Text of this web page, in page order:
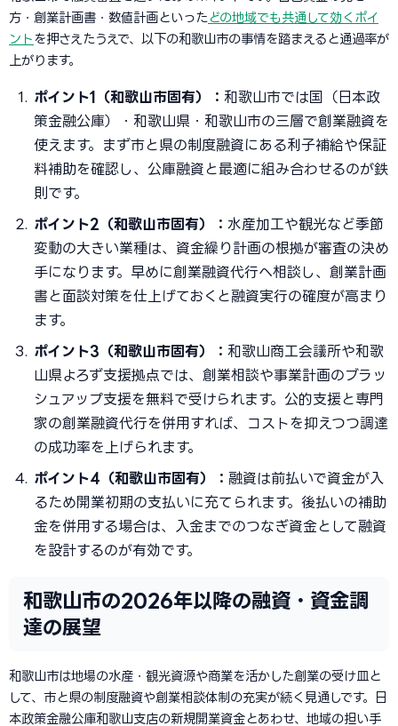
方・創業計画書・数値計画といった どの地域でも共通して効くポイ
ント を押さえたうえで、以下の和歌山市の事情を踏まえると通過率が
上がります。
ポイント1（和歌山市固有）： 和歌山市では国（日本政
策金融公庫）・和歌山県・和歌山市の三層で創業融資を
使えます。まず市と県の制度融資にある利子補給や保証
料補助を確認し、公庫融資と最適に組み合わせるのが鉄
則です。
ポイント2（和歌山市固有）： 水産加工や観光など季節
変動の大きい業種は、資金繰り計画の根拠が審査の決め
手になります。早めに創業融資代行へ相談し、創業計画
書と面談対策を仕上げておくと融資実行の確度が高まり
ます。
ポイント3（和歌山市固有）： 和歌山商工会議所や和歌
山県よろず支援拠点では、創業相談や事業計画のブラッ
シュアップ支援を無料で受けられます。公的支援と専門
家の創業融資代行を併用すれば、コストを抑えつつ調達
の成功率を上げられます。
ポイント4（和歌山市固有）： 融資は前払いで資金が入
るため開業初期の支払いに充てられます。後払いの補助
金を併用する場合は、入金までのつなぎ資金として融資
を設計するのが有効です。
和歌山市の2026年以降の融資・資金調
達の展望
和歌山市は地場の水産・観光資源や商業を活かした創業の受け皿と
して、市と県の制度融資や創業相談体制の充実が続く見通しです。日
本政策金融公庫和歌山支店の新規開業資金とあわせ、地域の担い手